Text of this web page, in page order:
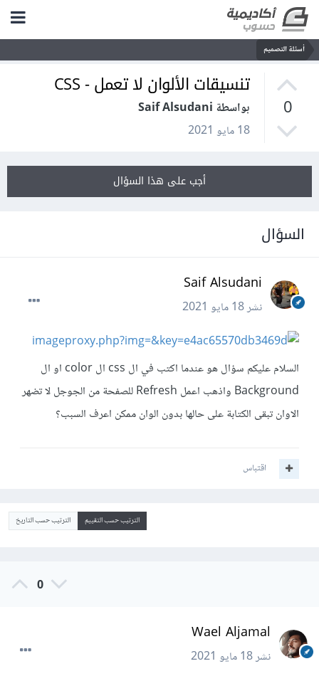
أسئلة التصميم
0
تنسيقات الألوان لا تعمل - CSS
بواسطة Saif Alsudani
18 مايو 2021
أجب على هذا السؤال
السؤال
Saif Alsudani
نشر18 مايو 2021
السلام عليكم سؤال هو عندما اكتب في ال css ال color او ال
Background واذهب اعمل Refresh للصفحة من الجوجل لا تضهر
الاوان تبقى الكتابة على حالها بدون الوان ممكن اعرف السبب؟
اقتباس
الترتيب حسب التقييم الترتيب حسب التاريخ
0
Wael Aljamal
نشر18 مايو 2021